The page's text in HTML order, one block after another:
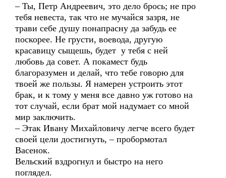
– Ты, Петр Андреевич, это дело брось; не про
тебя невеста, так что не мучайся зазря, не
трави себе душу понапрасну да забудь ее
поскорее. Не грусти, воевода, другую
красавицу сыщешь, будет у тебя с ней
любовь да совет. А покамест будь
благоразумен и делай, что тебе говорю для
твоей же пользы. Я намерен устроить этот
брак, и к тому у меня все давно уж готово на
тот случай, если брат мой надумает со мной
мир заключить.
– Этак Ивану Михайловичу легче всего будет
своей цели достигнуть, – пробормотал
Васенок.
Вельский вздрогнул и быстро на него
поглядел.